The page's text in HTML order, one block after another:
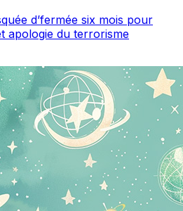
d’fermée six mois pour
apologie du terrorisme